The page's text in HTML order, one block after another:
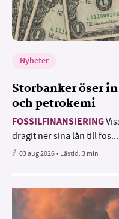
Nyheter
Storbanker öser
och petrokemi
FOSSILFINANSIERING
dragit ner sina lån till fos...
03 aug 2026• Lästid:3 min